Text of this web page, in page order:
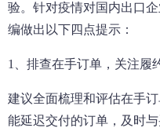
验。针对疫情对国内出口
编做出以下四点提示：
1、排查在手订单，关注履
建议全面梳理和评估在手
能延迟交付的订单，及时